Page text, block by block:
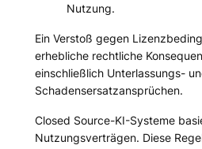
Nutzung.
Ein Verstoß gegen
erhebliche rechtliche
einschließlich Unterlassungs-
Schadensersatzansprüchen.
Closed Source-KI-Systeme
Nutzungsverträgen. Diese